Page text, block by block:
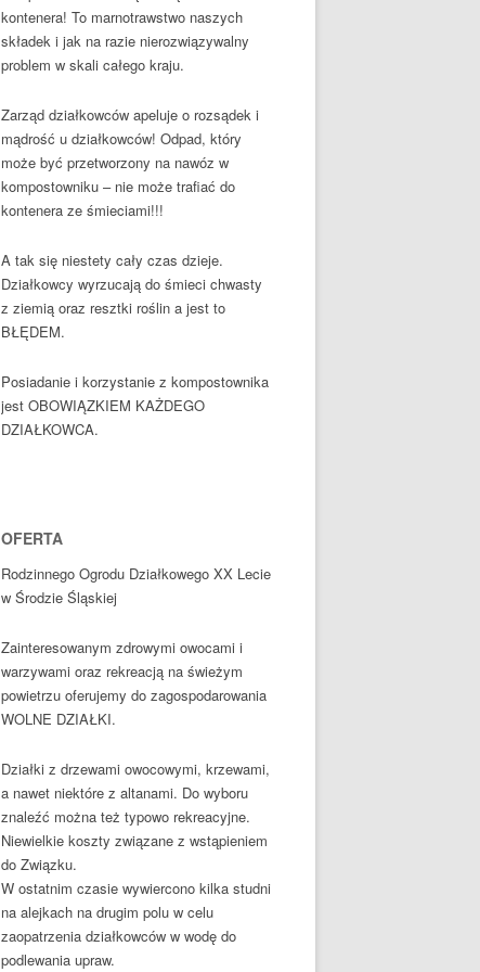
kontenera! To marnotrawstwo naszych
składek i jak na razie nierozwiązywalny
problem w skali całego kraju.
Zarząd działkowców apeluje o rozsądek i
mądrość u działkowców! Odpad, który
może być przetworzony na nawóz w
kompostowniku – nie może trafiać do
kontenera ze śmieciami!!!
A tak się niestety cały czas dzieje.
Działkowcy wyrzucają do śmieci chwasty
z ziemią oraz resztki roślin a jest to
BŁĘDEM.
Posiadanie i korzystanie z kompostownika
jest OBOWIĄZKIEM KAŻDEGO
DZIAŁKOWCA.
OFERTA
Rodzinnego Ogrodu Działkowego XX Lecie
w Środzie Śląskiej
Zainteresowanym zdrowymi owocami i
warzywami oraz rekreacją na świeżym
powietrzu oferujemy do zagospodarowania
WOLNE DZIAŁKI.
Działki z drzewami owocowymi, krzewami,
a nawet niektóre z altanami. Do wyboru
znaleźć można też typowo rekreacyjne.
Niewielkie koszty związane z wstąpieniem
do Związku.
W ostatnim czasie wywiercono kilka studni
na alejkach na drugim polu w celu
zaopatrzenia działkowców w wodę do
podlewania upraw.